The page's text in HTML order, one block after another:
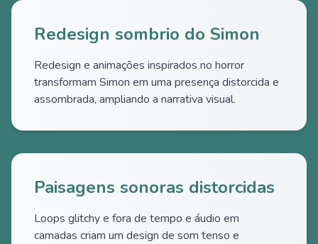
Redesign sombrio do Simon
Redesign e animações inspirados no horror
transformam Simon em uma presença distorcida e
assombrada, ampliando a narrativa visual.
Paisagens sonoras distorcidas
Loops glitchy e fora de tempo e áudio em
camadas criam um design de som tenso e